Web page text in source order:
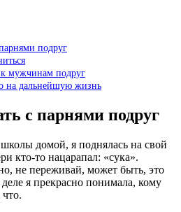
подруг
мужчинам подруг
на дальнейшую жизнь
с парнями подруг
домой, я поднялась на свой
кто-то нацарапал: «сука».
не переживай, может быть, это
я прекрасно понимала, кому